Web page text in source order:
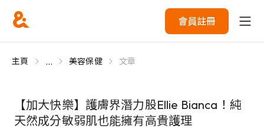
會員註冊
主頁 ... 美容保健 文章
【加大快樂】護膚界潛力股Ellie Bianca！純
天然成分敏弱肌也能擁有高貴護理